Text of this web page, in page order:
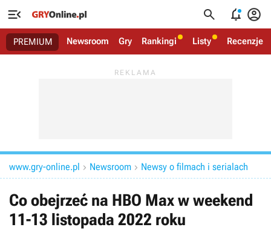
   
PREMIUM Newsroom Gry Rankingi Listy Recenzje
www.gry-online.pl  Newsroom  Newsy o filmach i serialach
Co obejrzeć na HBO Max w weekend
11-13 listopada 2022 roku